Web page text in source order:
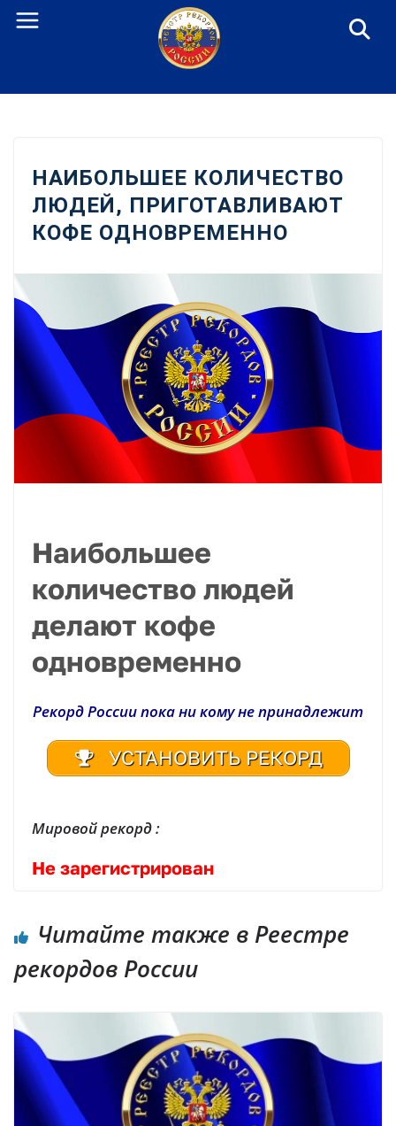
Перейти
НАИБОЛЬШЕЕ КОЛИЧЕСТВО
ЛЮДЕЙ, ПРИГОТАВЛИВАЮТ
КОФЕ ОДНОВРЕМЕННО
Наибольшее
количество людей
делают кофе
одновременно
Рекорд России пока ни кому не принадлежит
УСТАНОВИТЬ РЕКОРД
Мировой рекорд :
Не зарегистрирован
Читайте также в Реестре
рекордов России